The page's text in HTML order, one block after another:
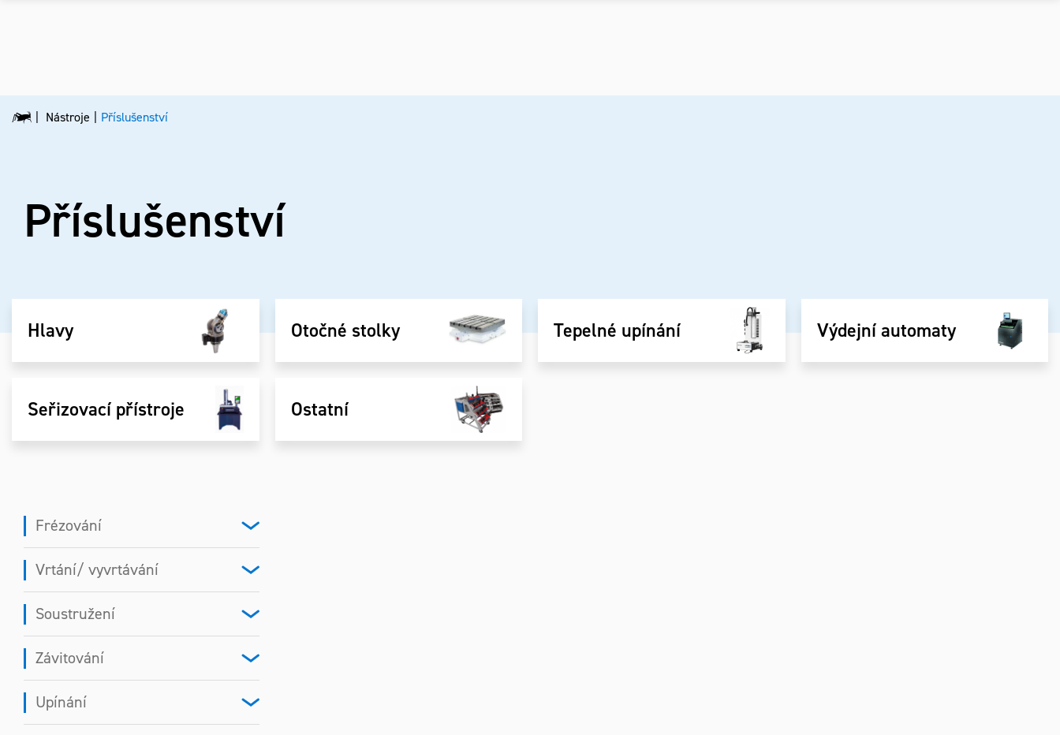
Nástroje Příslušenství
Příslušenství
Hlavy Otočné stolky Tepelné upínání Výdejní automaty
Seřizovací přístroje Ostatní
Frézování
Vrtání/ vyvrtávání
Soustružení
Závitování
Upínání